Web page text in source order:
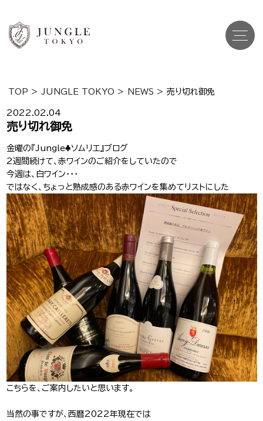
Gravure グラビア
Recruit Cast キャスト求人
Recruit Staff スタッフ求人
Shop Info 店舗一覧
J-Tokyo
Entertainment
プロダクション事業
TOP > JUNGLE TOKYO > NEWS > 売り切れ御免
2022.02.04
売り切れ御免
金曜の『Jungle♣️ソムリエ』ブログ
2週間続けて、赤ワインのご紹介をしていたので
今週は、白ワイン・・・
ではなく、ちょっと熟成感のある赤ワインを集めてリストにした
こちらを、ご案内したいと思います。
当然の事ですが、西暦2022年現在では